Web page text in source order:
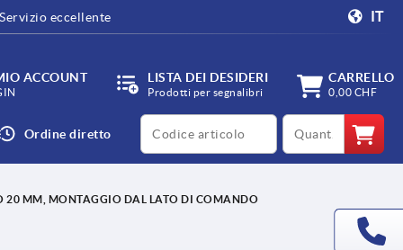
Servizio eccellente IT
ACCOUNT LISTA DEI DESIDERI
Prodotti per segnalibri
CARRELLO
0,00 CHF
Ordine diretto
productCode qty
20 MM, MONTAGGIO DAL LATO DI COMANDO